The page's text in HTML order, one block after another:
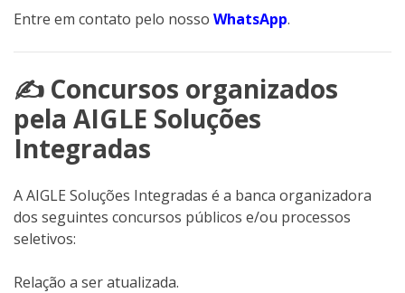
Entre em contato pelo nosso WhatsApp.
✍️ Concursos organizados
pela AIGLE Soluções
Integradas
A AIGLE Soluções Integradas é a banca organizadora
dos seguintes concursos públicos e/ou processos
seletivos:
Relação a ser atualizada.